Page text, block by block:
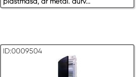
ID:0009504